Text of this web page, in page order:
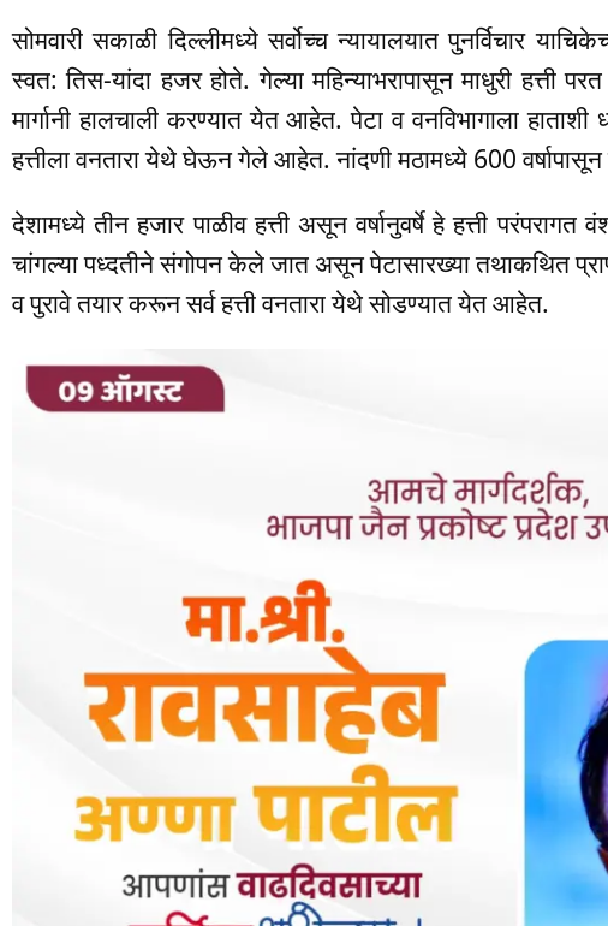
सोमवारी सकाळी दिल्लीमध्ये सर्वोच्च न्यायालयात पुनर्विचार
स्वत: तिस-यांदा हजर होते. गेल्या महिन्याभरापासून माधुरी हत्ती
मार्गानी हालचाली करण्यात येत आहेत. पेटा व वनविभागाला हाताशी
हत्तीला वनतारा येथे घेऊन गेले आहेत. नांदणी मठामध्ये 600
देशामध्ये तीन हजार पाळीव हत्ती असून वर्षानुवर्षे हे हत्ती
चांगल्या पध्दतीने संगोपन केले जात असून पेटासारख्या तथाकथित
व पुरावे तयार करून सर्व हत्ती वनतारा येथे सोडण्यात येत आहेत.